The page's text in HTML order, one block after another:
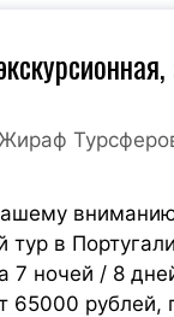
Жираф
тур в
7 ночей / 8
65000 рублей,